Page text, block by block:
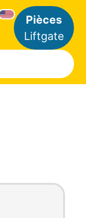
Pièces
Liftgate